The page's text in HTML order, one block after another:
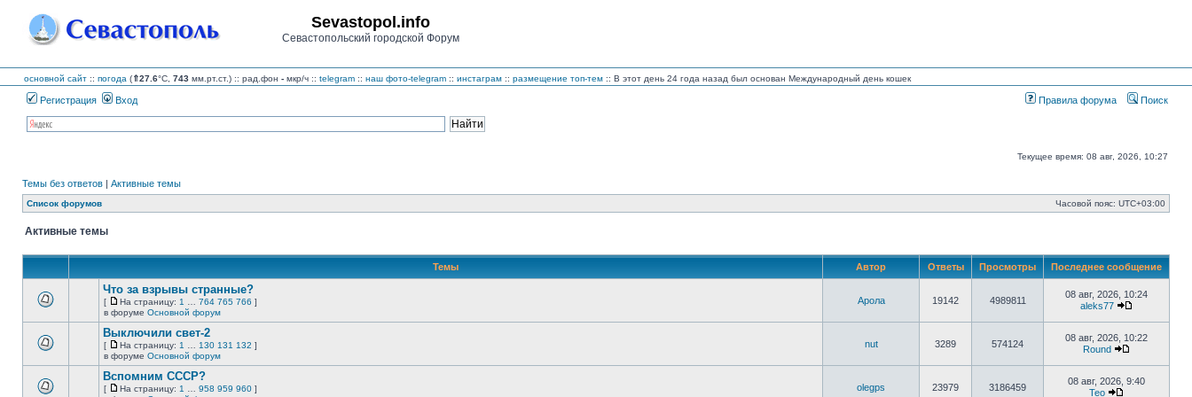
Sevastopol.info
Севастопольский городской Форум
основной сайт :: погода (⇑27.6°C, 743 мм.рт.ст.) :: рад.фон - мкр/ч :: telegram :: наш фото-telegram :: инстаграм :: размещение топ-тем :: В этот день 24 года назад был основан Международный день кошек
Регистрация Вход Правила форума Поиск
Текущее время: 08 авг, 2026, 10:27
Темы без ответов | Активные темы
Список форумов Часовой пояс: UTC+03:00
Активные темы
Темы Автор Ответы Просмотры Последнее сообщение
этой
непрочитанных
сообщений.
Что за взрывы странные?
[
На
страницу
На страницу: 1 764 765 766 ]
в форуме Основной форум
Арола 19142 4989811
08 авг, 2026, 10:24
aleks77
к
последнему
этой
Выключили свет-2
[
На
страницу
На страницу: 1 130 131 132 ]
в форуме Основной форум
nut 3289 574124
08 авг, 2026, 10:22
Round
к
последнему
Вспомним СССР?
[
На страницу: 1 958 959 960 ]
olegps 23979 3186459
08 авг, 2026, 9:40
Тео